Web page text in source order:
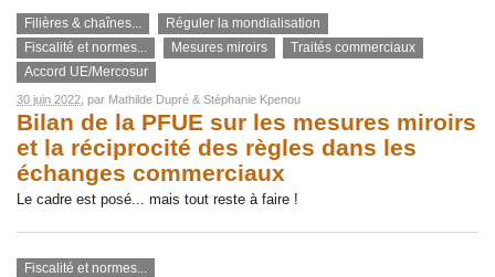
Filières & chaînes...
Réguler la mondialisation
Fiscalité et normes...
Mesures miroirs
Traités commerciaux
Accord UE/Mercosur
30 juin 2022 , par Mathilde Dupré & Stéphanie Kpenou
Bilan de la PFUE sur les mesures miroirs
et la réciprocité des règles dans les
échanges commerciaux
Le cadre est posé... mais tout reste à faire !
Fiscalité et normes...